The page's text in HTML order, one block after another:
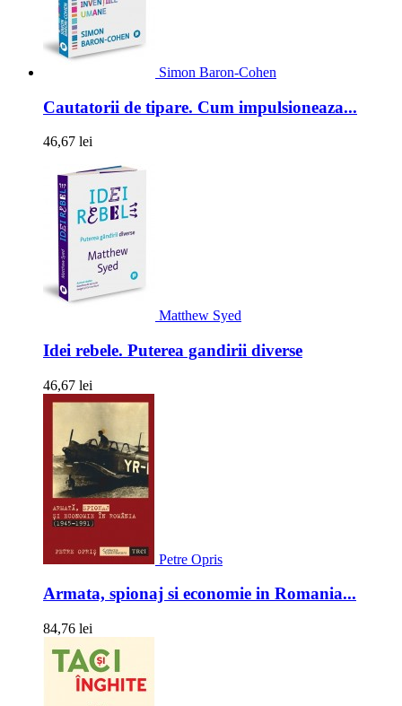
Simon Baron-Cohen
Cautatorii de tipare. Cum impulsioneaza...
46,67 lei
Matthew Syed
Idei rebele. Puterea gandirii diverse
46,67 lei
Petre Opris
Armata, spionaj si economie in Romania...
84,76 lei